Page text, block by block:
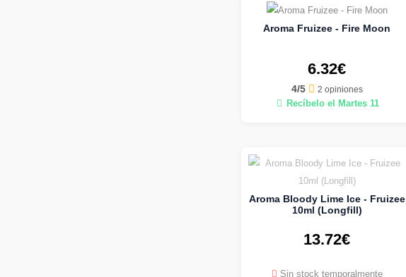
Aroma Fruizee - Fire Moon
6.32€
4/5 2 opiniones
Recíbelo el Martes 11
Aroma Bloody Lime Ice - Fruizee
10ml (Longfill)
13.72€
Sin stock temporalmente